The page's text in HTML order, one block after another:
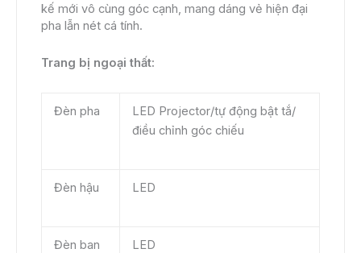
kế mới vô cùng góc cạnh, mang dáng vẻ hiện đại
pha lẫn nét cá tính.
Trang bị ngoại thất:
Đèn pha
LED Projector/tự động bật tắ/
điều chỉnh góc chiếu
Đèn hậu LED
Đèn ban
LED